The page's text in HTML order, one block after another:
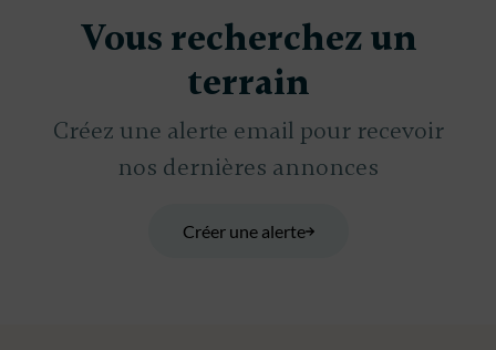
Vous recherchez un
terrain
Créez une alerte email pour recevoir
nos dernières annonces
Créer une alerte